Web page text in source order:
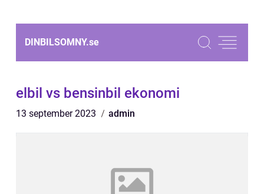
DINBILSOMNY.se
elbil vs bensinbil ekonomi
13 september 2023 admin